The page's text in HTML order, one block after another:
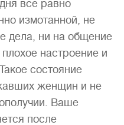
все равно
измотанной, не
дела, ни на общение
настроение и
состояние
женщин и не
Ваше
после